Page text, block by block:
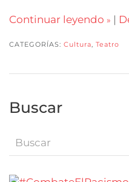
Continuar leyendo |
CATEGORÍAS: Cultura, Teatro
Buscar